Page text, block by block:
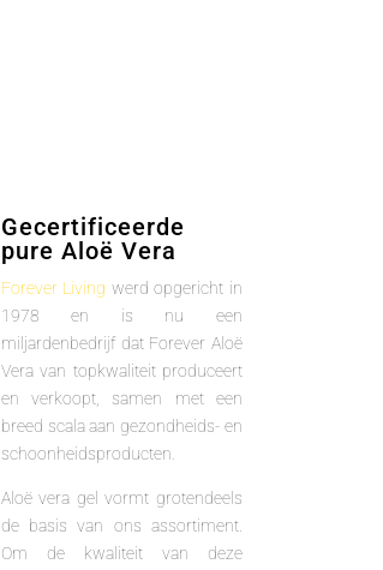
Gecertificeerde
pure Aloë Vera
Forever Living werd opgericht in
1978 en is nu een
miljardenbedrijf dat Forever Aloë
Vera van topkwaliteit produceert
en verkoopt, samen met een
breed scala aan gezondheids- en
schoonheidsproducten.
Aloë vera gel vormt grotendeels
de basis van ons assortiment.
Om de kwaliteit van deze